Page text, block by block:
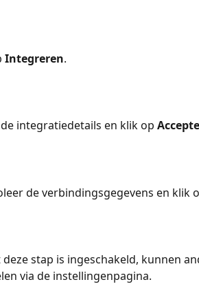
Integreren.
integratiedetails en klik op
de verbindingsgegevens en klik
deze stap is ingeschakeld, kunnen
via de instellingenpagina.